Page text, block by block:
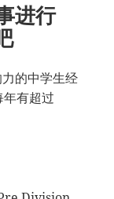
进行
的中学生经
有超过